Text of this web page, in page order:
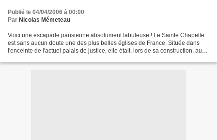
Publié le 04/04/2006 à 00:00
Par Nicolas Mémeteau
Voici une escapade parisienne absolument fabuleuse ! Le Sainte Chapelle
est sans aucun doute une des plus belles églises de France. Située dans
l'enceinte de l'actuel palais de justice, elle était, lors de sa construction, au